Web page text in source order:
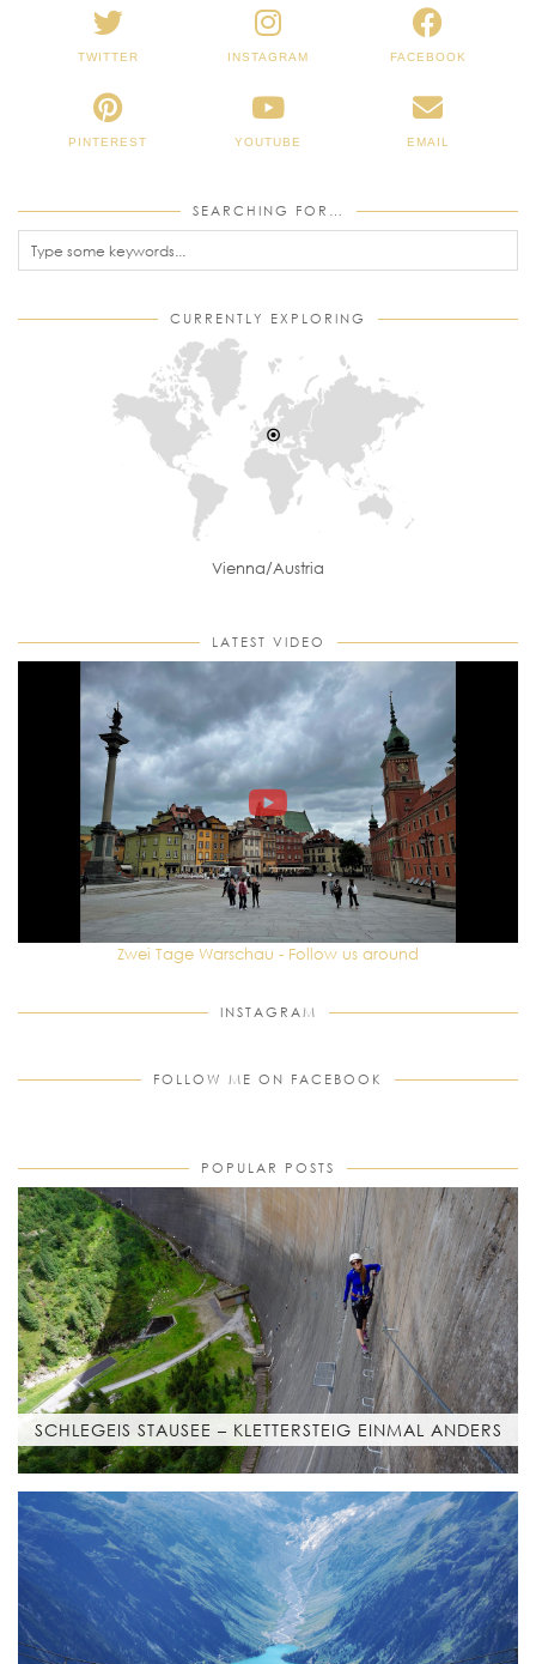
TWITTER INSTAGRAM FACEBOOK
PINTEREST YOUTUBE EMAIL
SEARCHING FOR…
CURRENTLY EXPLORING
Vienna/Austria
LATEST VIDEO
Zwei Tage Warschau - Follow us around
INSTAGRAM
FOLLOW ME ON FACEBOOK
POPULAR POSTS
SCHLEGEIS STAUSEE – KLETTERSTEIG EINMAL ANDERS